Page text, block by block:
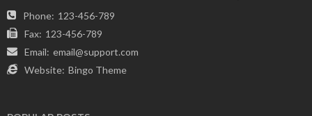
Phone: 123-456-789
Fax: 123-456-789
Email: email@support.com
Website: Bingo Theme